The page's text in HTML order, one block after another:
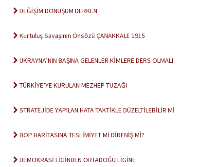
DEĞİŞİM DÖNÜŞÜM DERKEN
Kurtuluş Savaşının Önsözü ÇANAKKALE 1915
UKRAYNA’NIN BAŞINA GELENLER KİMLERE DERS OLMALI
TÜRKİYE’YE KURULAN MEZHEP TUZAĞI
STRATEJİDE YAPILAN HATA TAKTİKLE DÜZELTİLEBİLİR Mİ
BOP HARİTASINA TESLİMİYET Mİ DİRENİŞ Mİ?
DEMOKRASİ LİGİNDEN ORTADOĞU LİGİNE